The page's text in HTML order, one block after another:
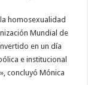
homosexualidad
Mundial de
en un día
e institucional
concluyó Mónica